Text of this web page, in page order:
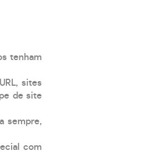
tenham
sites
de site
sempre,
com